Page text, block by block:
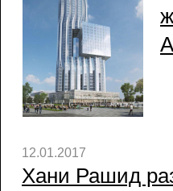
12.01.2017
Хани Рашид